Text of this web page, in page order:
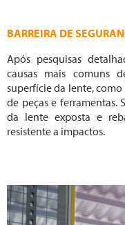
BARREIRA DE
Após pesquisas
causas mais comuns
superfície da lente,
de peças e ferramentas.
da lente exposta e
resistente a impactos.